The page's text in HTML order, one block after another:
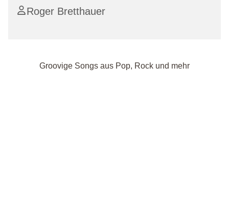
Roger Bretthauer
Groovige Songs aus Pop, Rock und mehr